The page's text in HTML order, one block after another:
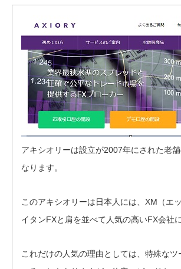
アキシオリーは設立が2007年にされた老
なります。
このアキシオリーは日本人には、XM（エ
イタンFXと肩を並べて人気の高いFX会社
これだけの人気の理由としては、特殊なツ